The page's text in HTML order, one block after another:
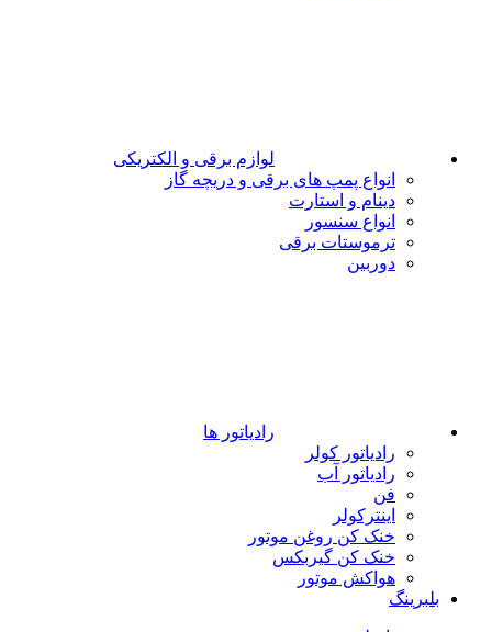
لوازم برقی و الکتریکی
انواع پمپ های برقی و دریچه گاز
دینام و استارت
انواع سنسور
ترموستات برقی
دوربین
رادیاتور ها
رادیاتور کولر
رادیاتور آب
فن
اینترکولر
خنک کن روغن موتور
خنک کن گیربکس
هواکش موتور
بلبرینگ